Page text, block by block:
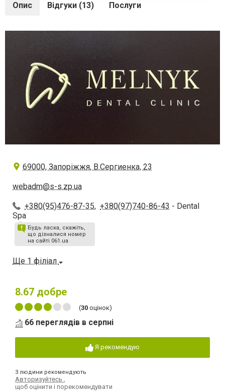
Опис Відгуки (13) Послуги
69000, Запоріжжя, В.Сергиенка, 23
webadm@s-s.zp.ua
+380(95)476-87-35, +380(97)740-86-43 - Dental
Spa
Будь ласка, скажіть,
що дізналися номер
на сайті 061.ua
Ще 1 філіал
8.67 добре
(30 оцінок)
66 переглядів в серпні
Я рекомендую
3 людини рекомендують
Авторизуйтесь ,
щоб оцінити і порекомендувати